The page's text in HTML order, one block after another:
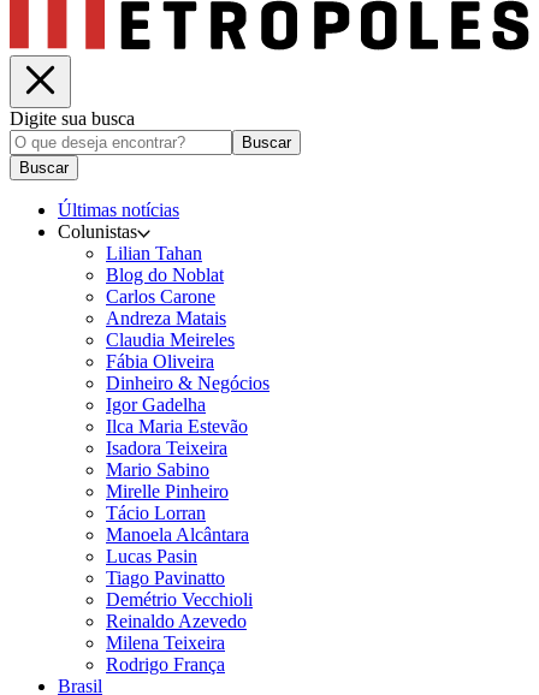
Digite sua busca
Buscar
Buscar
Últimas notícias
Colunistas
Lilian Tahan
Blog do Noblat
Carlos Carone
Andreza Matais
Claudia Meireles
Fábia Oliveira
Dinheiro & Negócios
Igor Gadelha
Ilca Maria Estevão
Isadora Teixeira
Mario Sabino
Mirelle Pinheiro
Tácio Lorran
Manoela Alcântara
Lucas Pasin
Tiago Pavinatto
Demétrio Vecchioli
Reinaldo Azevedo
Milena Teixeira
Rodrigo França
Brasil